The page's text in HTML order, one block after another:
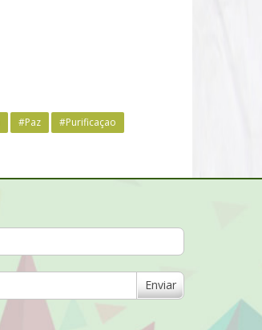
#Paz
#Purificaçao
Enviar